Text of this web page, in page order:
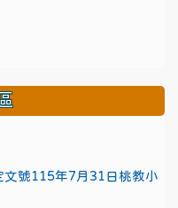
號115年7月31日桃教小